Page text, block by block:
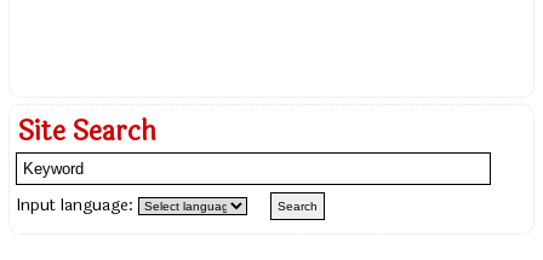
Site Search
Input language: